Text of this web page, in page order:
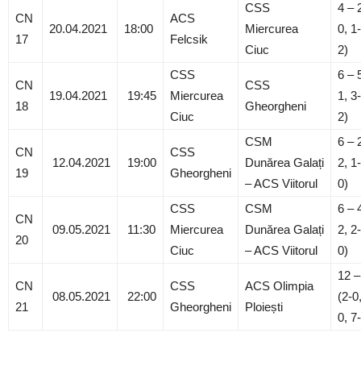
CN
17
20.04.2021 18:00
ACS
Felcsik
CSS
Miercurea
Ciuc
4 –
0,
2)
CN
18
19.04.2021 19:45
CSS
Miercurea
Ciuc
CSS
Gheorgheni
6 –
1,
2)
CN
19
12.04.2021 19:00
CSS
Gheorgheni
CSM
Dunărea Galați
– ACS Viitorul
6 –
2,
0)
CN
20
09.05.2021 11:30
CSS
Miercurea
Ciuc
CSM
Dunărea Galați
– ACS Viitorul
6 –
2,
0)
CN
21
08.05.2021 22:00
CSS
Gheorgheni
ACS Olimpia
Ploiești
12
(2-
0,